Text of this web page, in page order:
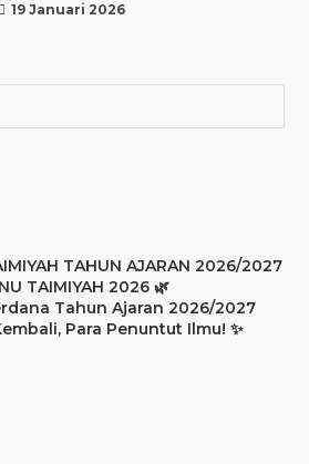
19 Januari 2026
TAHUN AJARAN 2026/2027
TAIMIYAH 2026 🌿
Tahun Ajaran 2026/2027
Para Penuntut Ilmu! ✨